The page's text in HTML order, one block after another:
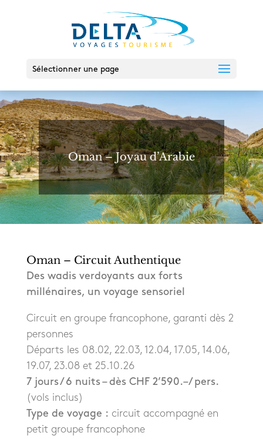
Sélectionner une page
Oman – Joyau d’Arabie
Oman – Circuit Authentique
Des wadis verdoyants aux forts
millénaires, un voyage sensoriel
Circuit en groupe francophone, garanti dès 2
personnes
Départs les 08.02, 22.03, 12.04, 17.05, 14.06,
19.07, 23.08 et 25.10.26
7 jours / 6 nuits – dès CHF 2’590.– / pers.
(vols inclus)
Type de voyage : circuit accompagné en
petit groupe francophone